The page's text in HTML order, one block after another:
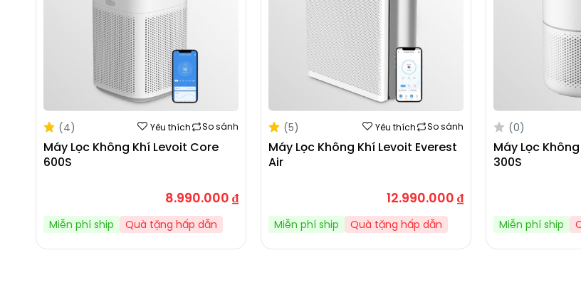
(4) Yêu thích So sánh
Máy Lọc Không Khí Levoit Core
600S
8.990.000 ₫
Miễn phí ship Quà tặng hấp dẫn
(5) Yêu thích So sánh
Máy Lọc Không Khí Levoit Everest
Air
12.990.000 ₫
Miễn phí ship Quà tặng hấp dẫn
(0)
Máy Lọc
300S
Miễn phí ship